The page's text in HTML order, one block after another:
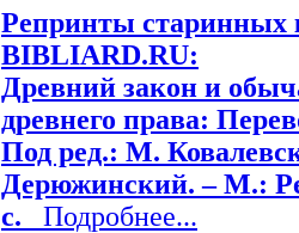
Репринты старинных
BIBLIARD.RU:
Древний закон и
древнего права:
Под ред.: М.
Дерюжинский. – М.:
с. Подробнее...